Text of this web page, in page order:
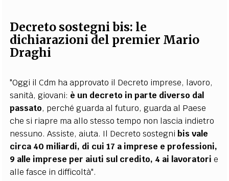
Decreto sostegni bis: le
dichiarazioni del premier Mario
Draghi
"Oggi il Cdm ha approvato il Decreto imprese, lavoro,
sanità, giovani: è un decreto in parte diverso dal
passato, perché guarda al futuro, guarda al Paese
che si riapre ma allo stesso tempo non lascia indietro
nessuno. Assiste, aiuta. Il Decreto sostegnibis vale
circa 40 miliardi, di cui 17 a imprese e professioni,
9 alle imprese per aiuti sul credito, 4 ai lavoratori e
alle fasce in difficoltà".